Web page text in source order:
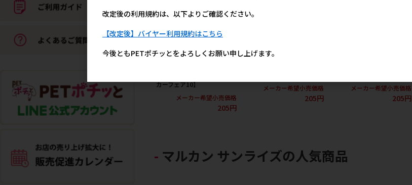
[マース]シーザー おうちレシ
カーフェア10】
メーカー希望小売価格
205円
[マース]シーザー 11歳からの
メーカー希望小売価格
205円
メーカー希望小売価格
205円
マルカン サンライズの人気商品
改定後の利用規約は、以下よりご確認ください。
【改定後】バイヤー利用規約はこちら
今後ともPETポチッとをよろしくお願い申し上げます。